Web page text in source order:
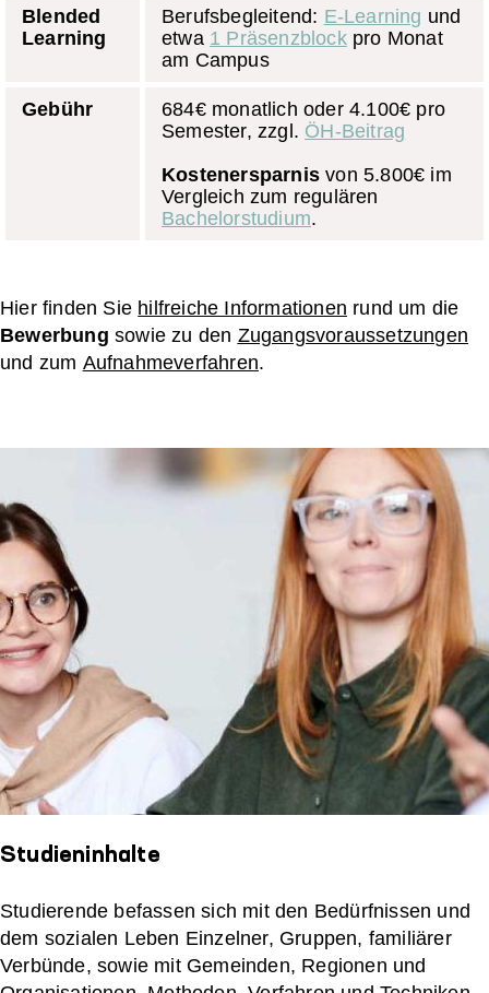
Blended
Learning
Berufsbegleitend: E-Learning und
etwa 1 Präsenzblockpro Monat
am Campus
Gebühr
684€ monatlich oder 4.100€ pro
Semester, zzgl. ÖH-Beitrag
Kostenersparnisvon 5.800€ im
Vergleich zum regulären
Bachelorstudium.
Hier finden Sie hilfreiche Informationen rund um die
Bewerbung sowie zu den Zugangsvoraussetzungen
und zum Aufnahmeverfahren.
Studieninhalte
Studierende befassen sich mit den Bedürfnissen und
dem sozialen Leben Einzelner, Gruppen, familiärer
Verbünde, sowie mit Gemeinden, Regionen und